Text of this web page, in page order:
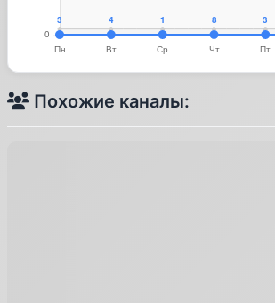
Похожие каналы: